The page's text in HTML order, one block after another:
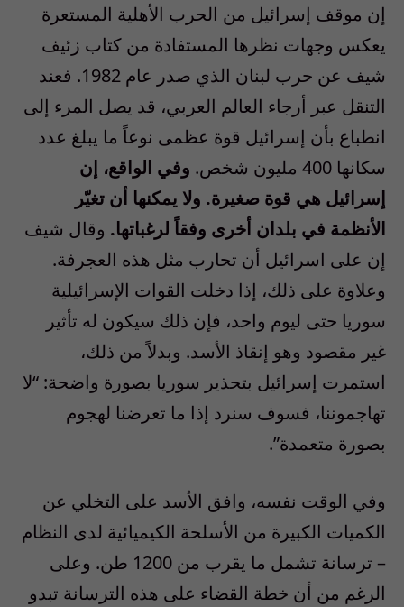
إن موقف إسرائيل من الحرب الأهلية المستعرة
يعكس وجهات نظرها المستفادة من كتاب زئيف
شيف عن حرب لبنان الذي صدر عام 1982. فعند
التنقل عبر أرجاء العالم العربي، قد يصل المرء إلى
انطباع بأن إسرائيل قوة عظمى نوعاً ما يبلغ عدد
سكانها 400 مليون شخص.
وفي الواقع، إن
إسرائيل هي قوة صغيرة. ولا يمكنها أن تغيّر
الأنظمة في بلدان أخرى وفقاً لرغباتها. وقال شيف
إن على اسرائيل أن تحارب مثل هذه العجرفة.
وعلاوة على ذلك، إذا دخلت القوات الإسرائيلية
سوريا حتى ليوم واحد، فإن ذلك سيكون له تأثير
غير مقصود وهو إنقاذ الأسد. وبدلاً من ذلك،
استمرت إسرائيل بتحذير سوريا بصورة واضحة: “لا
تهاجموننا، فسوف سنرد إذا ما تعرضنا لهجوم
بصورة متعمدة”.
وفي الوقت نفسه، وافق الأسد على التخلي عن
الكميات الكبيرة من الأسلحة الكيميائية لدى النظام
– ترسانة تشمل ما يقرب من 1200 طن. وعلى
الرغم من أن خطة القضاء على هذه الترسانة تبدو